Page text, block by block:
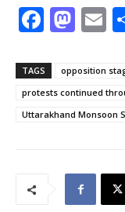
F
c
e
b
M
st
o
d
n
E
l
TAGS
opposition
protests continued
Uttarakhand Monsoon